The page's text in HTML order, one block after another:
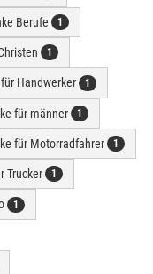
Berufe 1
1
Handwerker 1
für männer 1
für Motorradfahrer 1
Trucker 1
1